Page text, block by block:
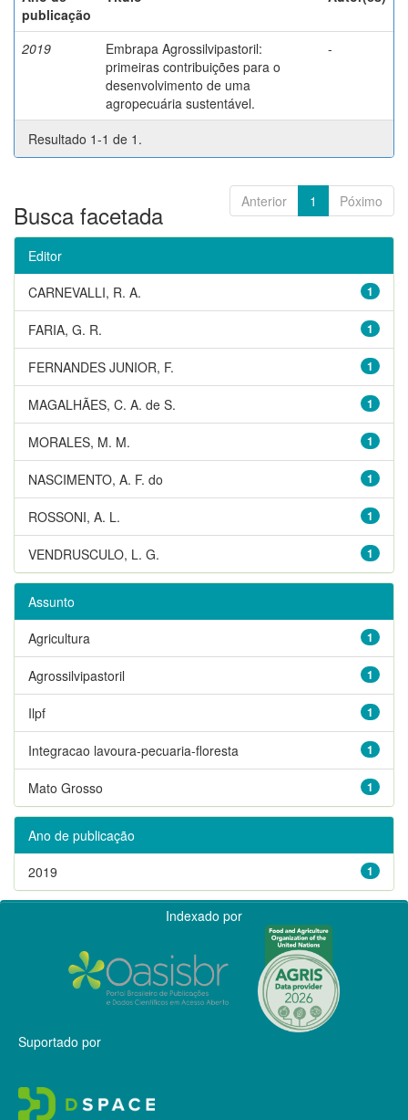
publicação
2019
Embrapa Agrossilvipastoril:
primeiras contribuições para o
desenvolvimento de uma
agropecuária sustentável.
-
Resultado 1-1 de 1.
Anterior 1 Póximo
Busca facetada
Editor
1
CARNEVALLI, R. A.
1
FARIA, G. R.
1
FERNANDES JUNIOR, F.
1
MAGALHÃES, C. A. de S.
1
MORALES, M. M.
1
NASCIMENTO, A. F. do
1
ROSSONI, A. L.
1
VENDRUSCULO, L. G.
Assunto
1
Agricultura
1
Agrossilvipastoril
1
Ilpf
1
Integracao lavoura-pecuaria-floresta
1
Mato Grosso
Ano de publicação
1
2019
Indexado por
Suportado por